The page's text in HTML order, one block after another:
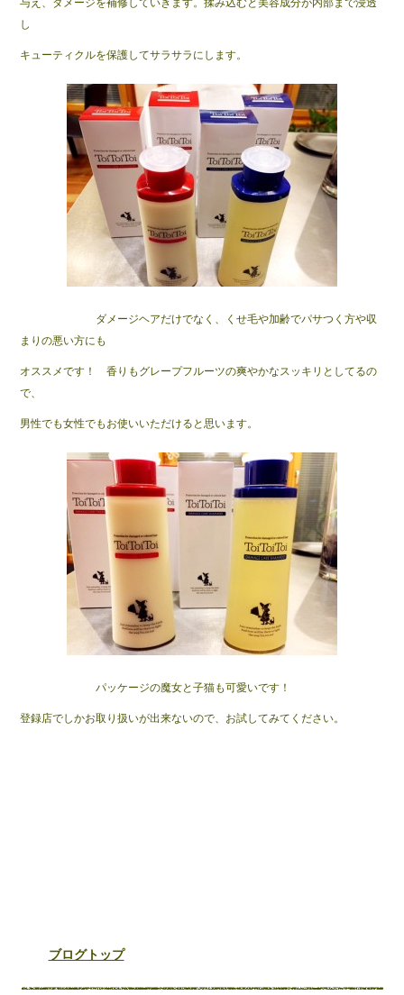
与え、ダメージを補修していきます。揉み込むと美容成分が内部まで浸透
し
キューティクルを保護してサラサラにします。
ダメージヘアだけでなく、くせ毛や加齢でパサつく方や収
まりの悪い方にも
オススメです！ 香りもグレープフルーツの爽やかなスッキリとしてるの
で、
男性でも女性でもお使いいただけると思います。
パッケージの魔女と子猫も可愛いです！
登録店でしかお取り扱いが出来ないので、お試してみてください。
ブログトップ